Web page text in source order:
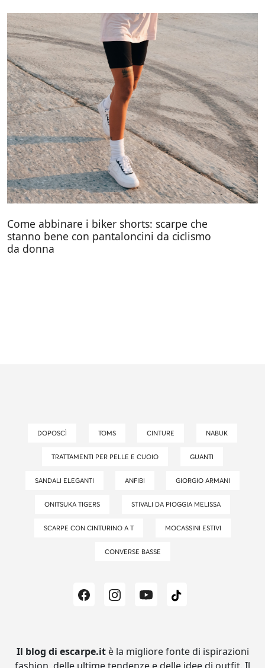
Come abbinare i biker shorts: scarpe che
stanno bene con pantaloncini da ciclismo
da donna
DOPOSCÌ TOMS CINTURE NABUK
TRATTAMENTI PER PELLE E CUOIO GUANTI
SANDALI ELEGANTI ANFIBI GIORGIO ARMANI
ONITSUKA TIGERS STIVALI DA PIOGGIA MELISSA
SCARPE CON CINTURINO A T MOCASSINI ESTIVI
CONVERSE BASSE
Il blog di escarpe.it è la migliore fonte di ispirazioni